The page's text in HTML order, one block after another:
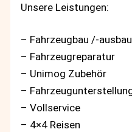
Unsere Leistungen:
– Fahrzeugbau /-ausbau
– Fahrzeugreparatur
– Unimog Zubehör
–
– Vollservice
– 4×4 Reisen